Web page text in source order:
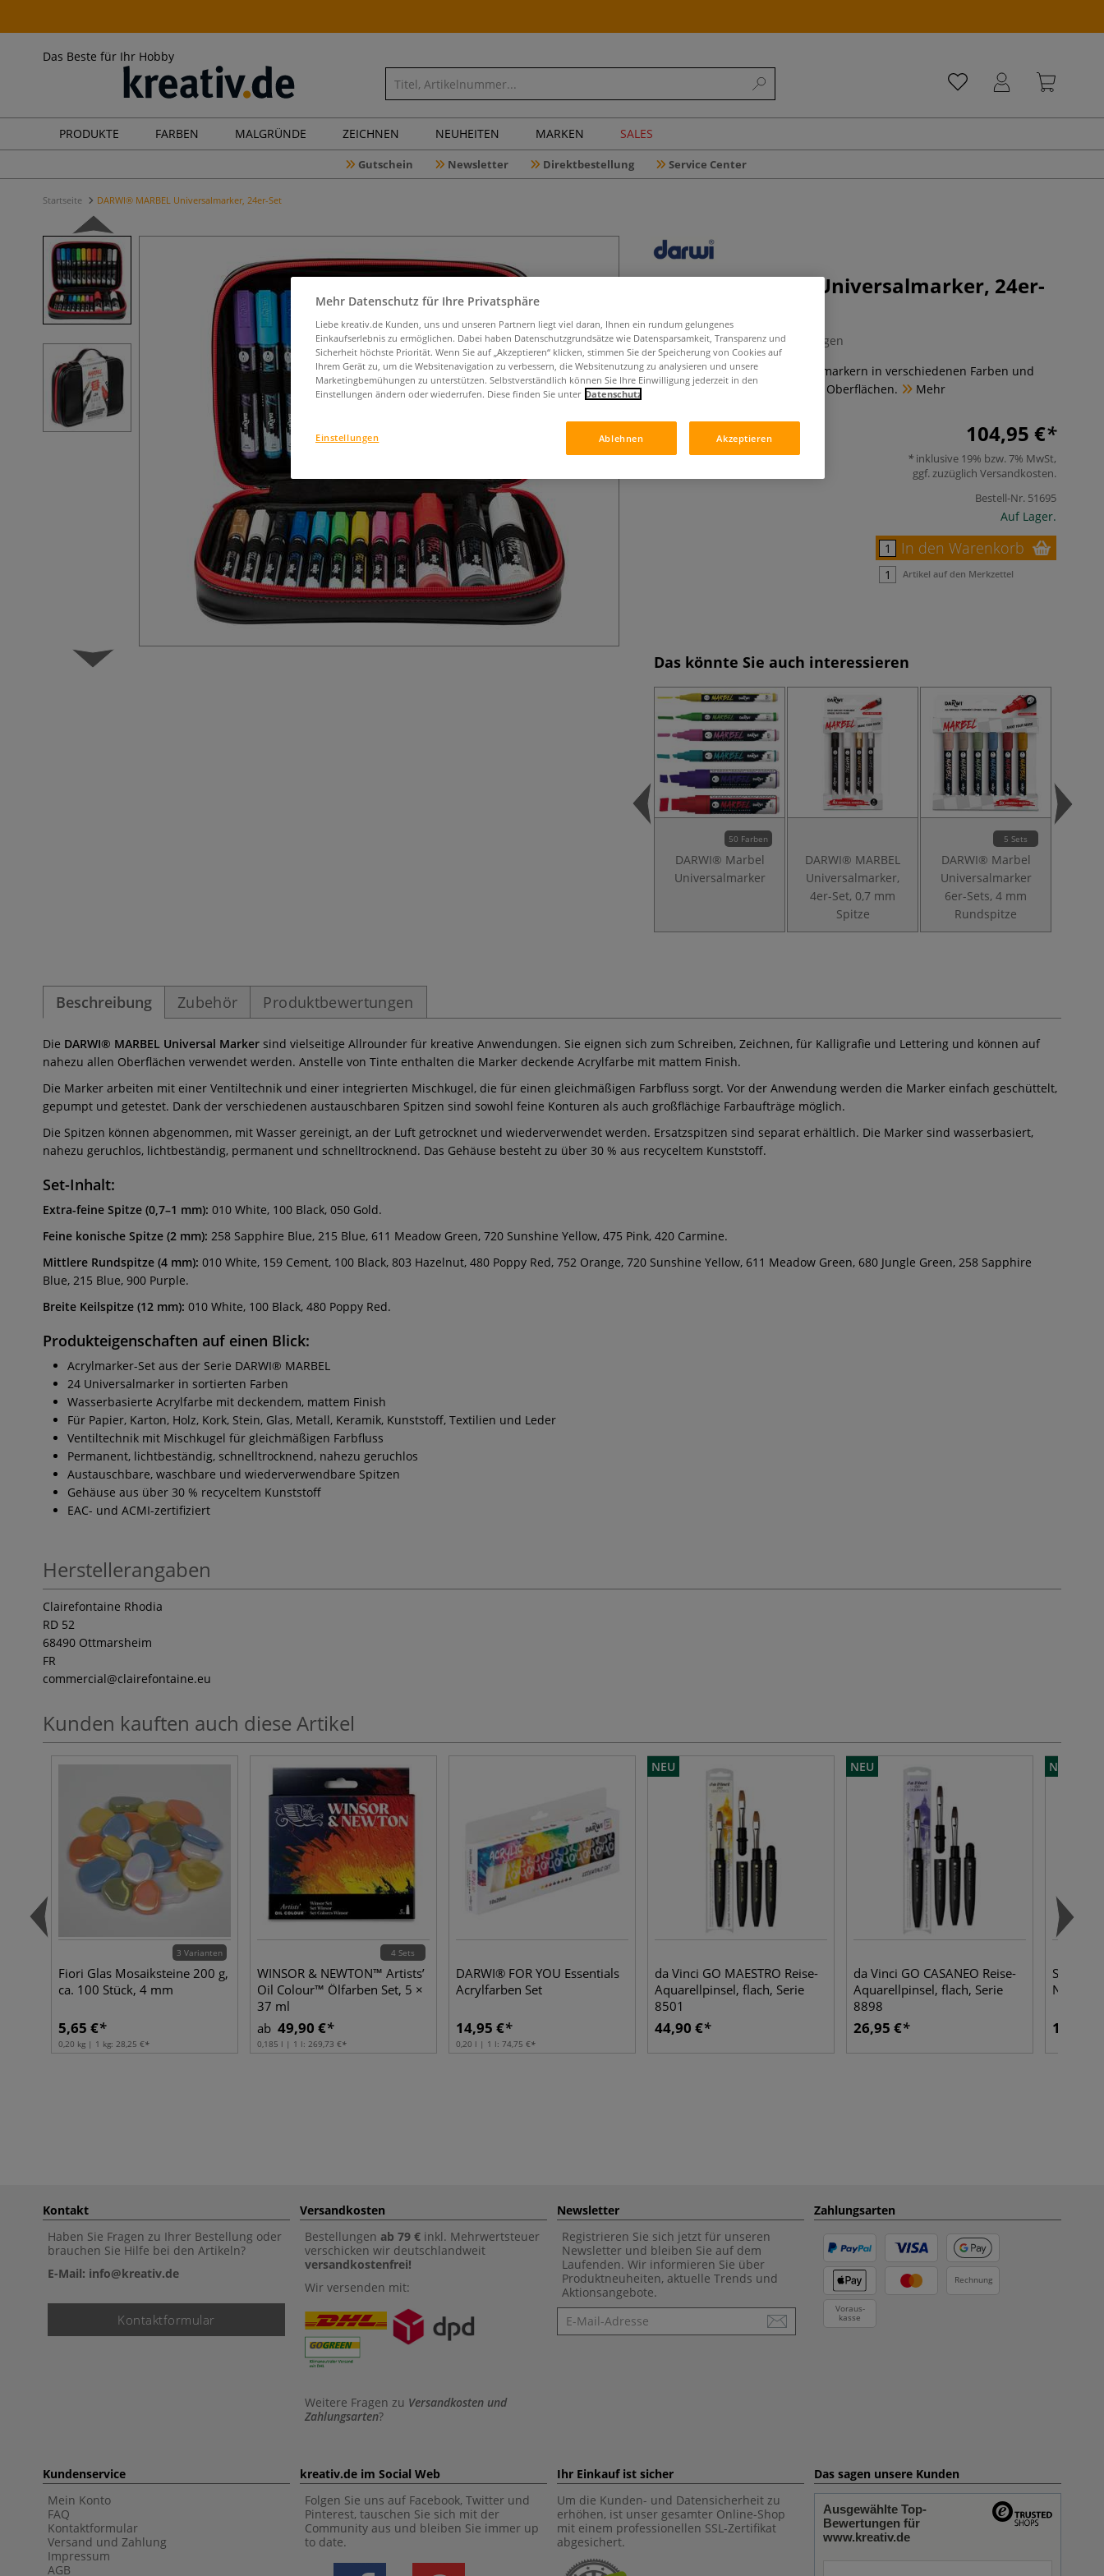
Das Beste für Ihr Hobby
PRODUKTE FARBEN MALGRÜNDE ZEICHNEN NEUHEITEN MARKEN SALES
Gutschein Newsletter Direktbestellung Service Center
Startseite DARWI® MARBEL Universalmarker, 24er-Set
DARWI® MARBEL Universalmarker, 24er-
0 Bewertungen
Universalmarker Set mit 24 Acrylmarkern in verschiedenen Farben und
Spitzen, geeignet für nahezu alle Oberflächen.
Mehr
104,95 €
inklusive 19% bzw. 7% MwSt,
ggf. zuzüglich Versandkosten.
Bestell-Nr. 51695
Auf Lager.
In den Warenkorb
Artikel auf den Merkzettel
Das könnte Sie auch interessieren
50 Farben
DARWI® Marbel
Universalmarker
DARWI® MARBEL
Universalmarker,
4er-Set, 0,7 mm
Spitze
5 Sets
DARWI® Marbel
Universalmarker
6er-Sets, 4 mm
Rundspitze
Beschreibung Zubehör Produktbewertungen
Die DARWI® MARBEL Universal Marker sind vielseitige Allrounder für kreative Anwendungen. Sie eignen sich zum Schreiben, Zeichnen, für Kalligrafie und Lettering und können auf
nahezu allen Oberflächen verwendet werden. Anstelle von Tinte enthalten die Marker deckende Acrylfarbe mit mattem Finish.
Die Marker arbeiten mit einer Ventiltechnik und einer integrierten Mischkugel, die für einen gleichmäßigen Farbfluss sorgt. Vor der Anwendung werden die Marker einfach geschüttelt,
gepumpt und getestet. Dank der verschiedenen austauschbaren Spitzen sind sowohl feine Konturen als auch großflächige Farbaufträge möglich.
Die Spitzen können abgenommen, mit Wasser gereinigt, an der Luft getrocknet und wiederverwendet werden. Ersatzspitzen sind separat erhältlich. Die Marker sind wasserbasiert,
nahezu geruchlos, lichtbeständig, permanent und schnelltrocknend. Das Gehäuse besteht zu über 30 % aus recyceltem Kunststoff.
Set-Inhalt:
Extra-feine Spitze (0,7–1 mm): 010 White, 100 Black, 050 Gold.
Feine konische Spitze (2 mm): 258 Sapphire Blue, 215 Blue, 611 Meadow Green, 720 Sunshine Yellow, 475 Pink, 420 Carmine.
Mittlere Rundspitze (4 mm): 010 White, 159 Cement, 100 Black, 803 Hazelnut, 480 Poppy Red, 752 Orange, 720 Sunshine Yellow, 611 Meadow Green, 680 Jungle Green, 258 Sapphire
Blue, 215 Blue, 900 Purple.
Breite Keilspitze (12 mm): 010 White, 100 Black, 480 Poppy Red.
Produkteigenschaften auf einen Blick:
Acrylmarker-Set aus der Serie DARWI® MARBEL
24 Universalmarker in sortierten Farben
Wasserbasierte Acrylfarbe mit deckendem, mattem Finish
Für Papier, Karton, Holz, Kork, Stein, Glas, Metall, Keramik, Kunststoff, Textilien und Leder
Ventiltechnik mit Mischkugel für gleichmäßigen Farbfluss
Permanent, lichtbeständig, schnelltrocknend, nahezu geruchlos
Austauschbare, waschbare und wiederverwendbare Spitzen
Gehäuse aus über 30 % recyceltem Kunststoff
EAC- und ACMI-zertifiziert
Herstellerangaben
Clairefontaine Rhodia
RD 52
68490 Ottmarsheim
FR
commercial@clairefontaine.eu
Kunden kauften auch diese Artikel
3 Varianten
Fiori Glas Mosaiksteine 200 g,
ca. 100 Stück, 4 mm
5,65 €
0,20 kg | 1 kg: 28,25 €
4 Sets
WINSOR & NEWTON™ Artists’
Oil Colour™ Ölfarben Set, 5 ×
37 ml
ab 49,90 €
0,185 l | 1 l: 269,73 €
DARWI® FOR YOU Essentials
Acrylfarben Set
14,95 €
0,20 l | 1 l: 74,75 €
NEU
da Vinci GO MAESTRO Reise-
Aquarellpinsel, flach, Serie
8501
44,90 €
NEU
da Vinci GO CASANEO Reise-
Aquarellpinsel, flach, Serie
8898
26,95 €
NEU
13,95 €
Kontakt
Haben Sie Fragen zu Ihrer Bestellung oder
brauchen Sie Hilfe bei den Artikeln?
E-Mail: info@kreativ.de
Kontaktformular
Versandkosten
Bestellungen ab 79 € inkl. Mehrwertsteuer
verschicken wir deutschlandweit
versandkostenfrei!
Wir versenden mit:
Weitere Fragen zu Versandkosten und
Zahlungsarten?
Newsletter
Registrieren Sie sich jetzt für unseren
Newsletter und bleiben Sie auf dem
Laufenden. Wir informieren Sie über
Produktneuheiten, aktuelle Trends und
Aktionsangebote.
Newsletter
Zahlungsarten
Rechnung
Voraus-
kasse
Kundenservice
Mein Konto
FAQ
Kontaktformular
Versand und Zahlung
Impressum
AGB
kreativ.de im Social Web
Folgen Sie uns auf Facebook, Twitter und
Pinterest, tauschen Sie sich mit der
Community aus und bleiben Sie immer up
to date.
Ihr Einkauf ist sicher
Um die Kunden- und Datensicherheit zu
erhöhen, ist unser gesamter Online-Shop
mit einem professionellen SSL-Zertifikat
abgesichert.
Das sagen unsere Kunden
Ausgewählte Top-
Bewertungen für
www.kreativ.de
Mehr Datenschutz für Ihre Privatsphäre
Liebe kreativ.de Kunden, uns und unseren Partnern liegt viel daran, Ihnen ein rundum gelungenes
Einkaufserlebnis zu ermöglichen. Dabei haben Datenschutzgrundsätze wie Datensparsamkeit, Transparenz und
Sicherheit höchste Priorität. Wenn Sie auf „Akzeptieren“ klicken, stimmen Sie der Speicherung von Cookies auf
Ihrem Gerät zu, um die Websitenavigation zu verbessern, die Websitenutzung zu analysieren und unsere
Marketingbemühungen zu unterstützen. Selbstverständlich können Sie Ihre Einwilligung jederzeit in den
Einstellungen ändern oder wiederrufen. Diese finden Sie unter Datenschutz
Ablehnen Akzeptieren
Einstellungen